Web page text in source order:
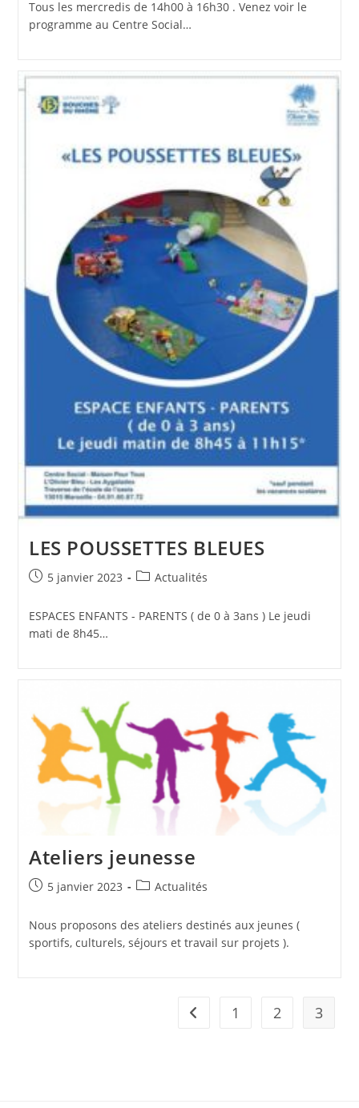
Tous les mercredis de 14h00 à 16h30 . Venez voir le
programme au Centre Social…
LES POUSSETTES BLEUES
Publication
5 janvier 2023
PostActualités
ESPACES ENFANTS - PARENTS ( de 0 à 3ans ) Le jeudi
mati de 8h45…
Ateliers jeunesse
Publication
5 janvier 2023
PostActualités
Nous proposons des ateliers destinés aux jeunes (
sportifs, culturels, séjours et travail sur projets ).
Go to the previous page
1 2 3